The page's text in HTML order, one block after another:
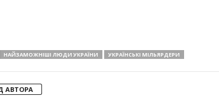
НАЙЗАМОЖНІШІ ЛЮДИ УКРАЇНИ УКРАЇНСЬКІ МІЛЬЯРДЕРИ
АВТОРА